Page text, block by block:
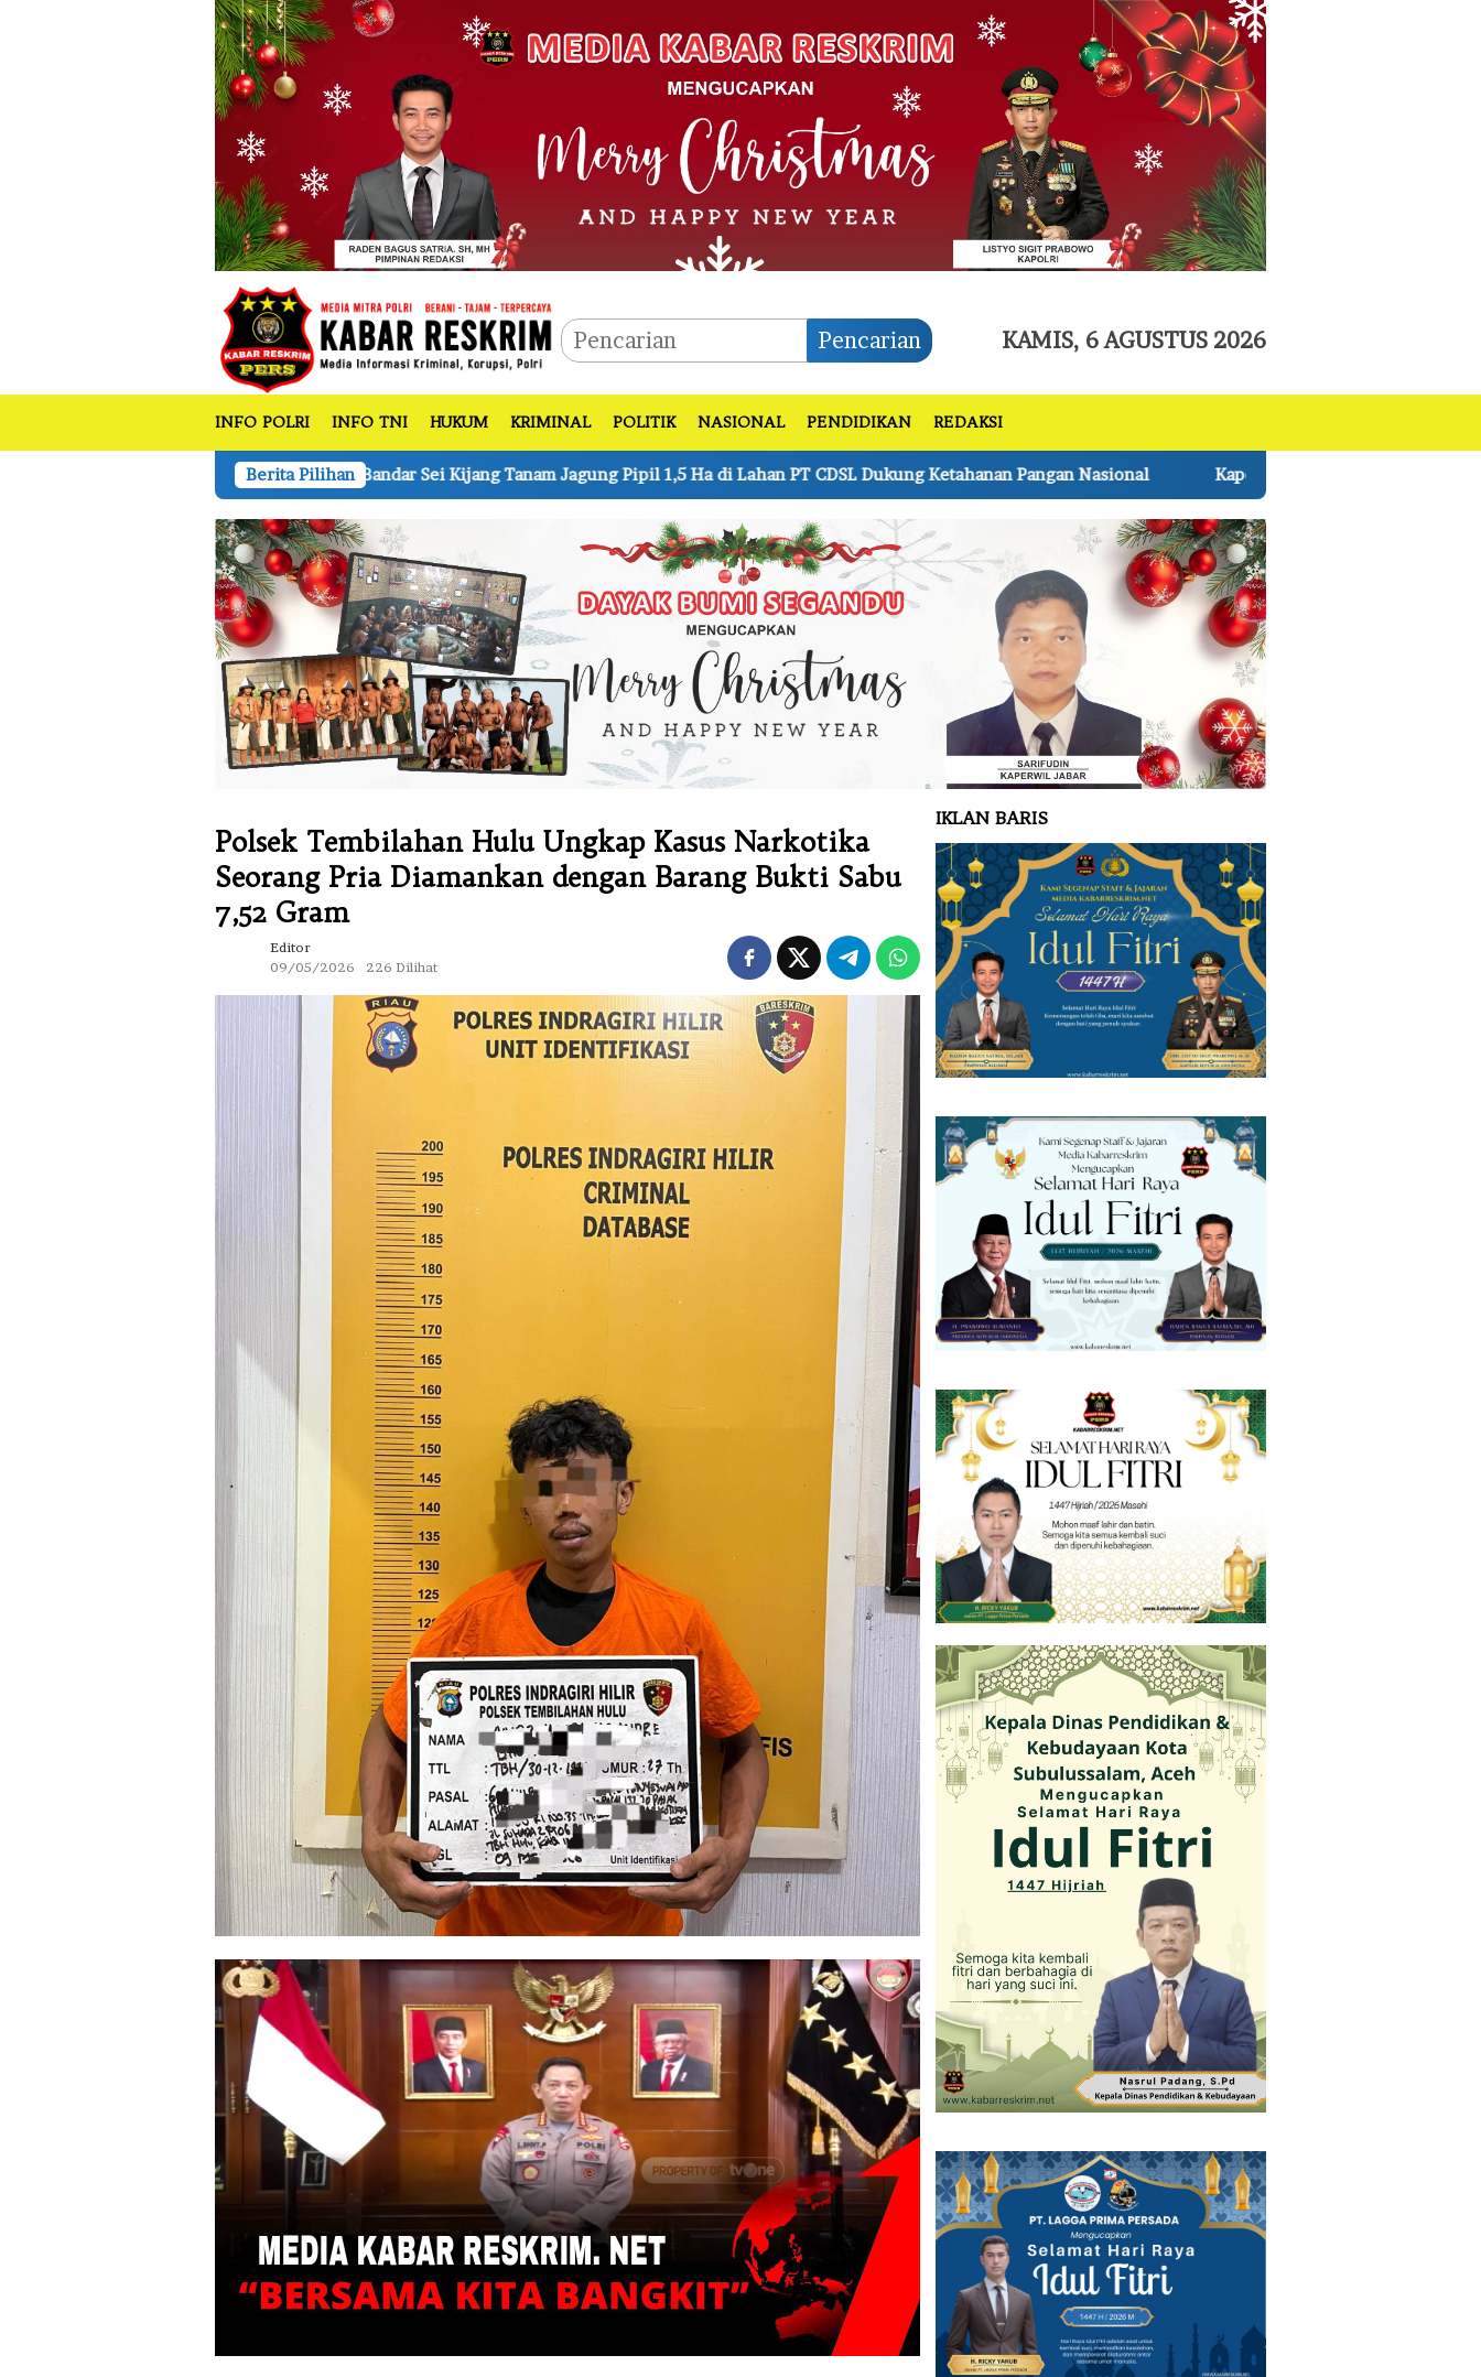
Pencarian KAMIS, 6 AGUSTUS 2026
INFO POLRI INFO TNI HUKUM KRIMINAL POLITIK NASIONAL PENDIDIKAN REDAKSI
Berita Pilihan
Polsek Bandar Sei Kijang Tanam Jagung Pipil 1,5 Ha di Lahan PT CDSL Dukung Ketahanan Pangan Nasional Kapolres Pelalawan Lantik Pengurus Bhuwana Lestari SMAN 1
Polsek Tembilahan Hulu Ungkap Kasus Narkotika
Seorang Pria Diamankan dengan Barang Bukti Sabu
7,52 Gram
Editor
09/05/2026
226 Dilihat
IKLAN BARIS